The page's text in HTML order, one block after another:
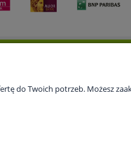
Kontakt
do Twoich potrzeb. Możesz